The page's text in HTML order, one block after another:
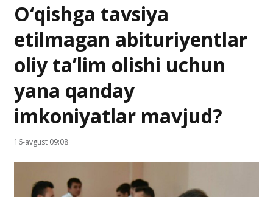
O‘qishga tavsiya
etilmagan abituriyentlar
oliy ta’lim olishi uchun
yana qanday
imkoniyatlar mavjud?
16-avgust 09:08